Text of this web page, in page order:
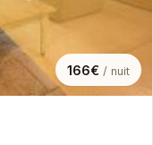
166€ / nuit